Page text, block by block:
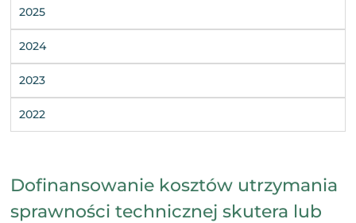
2025
2024
2023
2022
Dofinansowanie kosztów utrzymania
sprawności technicznej skutera lub